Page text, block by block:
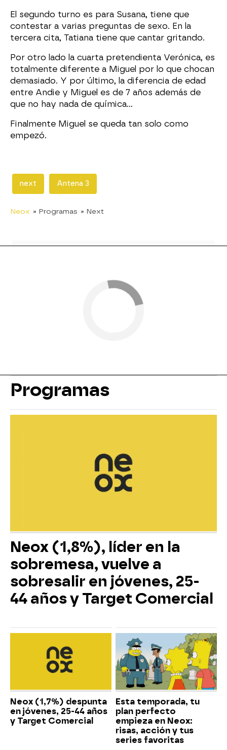
El segundo turno es para Susana, tiene que
contestar a varias preguntas de sexo. En la
tercera cita, Tatiana tiene que cantar gritando.
Por otro lado la cuarta pretendienta Verónica, es
totalmente diferente a Miguel por lo que chocan
demasiado. Y por último, la diferencia de edad
entre Andie y Miguel es de 7 años además de
que no hay nada de química...
Finalmente Miguel se queda tan solo como
empezó.
next Antena 3
Neox » Programas » Next
Programas
Neox (1,8%), líder en la
sobremesa, vuelve a
sobresalir en jóvenes, 25-
44 años y Target Comercial
Neox (1,7%) despunta
en jóvenes, 25-44 años
y Target Comercial
Esta temporada, tu
plan perfecto
empieza en Neox:
risas, acción y tus
series favoritas